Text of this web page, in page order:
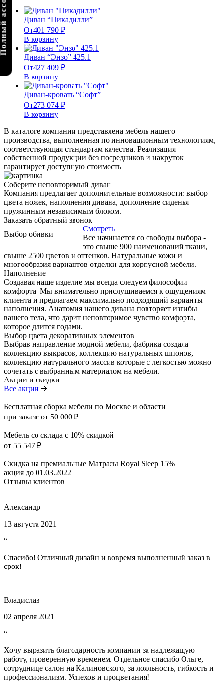
Диван “Пикадилли”
От401 790 ₽
В корзину
Диван “Энзо” 425.1
От427 409 ₽
В корзину
Диван-кровать “Софт”
От273 074 ₽
В корзину
В каталоге компании представлена мебель нашего
производства, выполненная по инновационным технологиям,
соответствующая стандартам качества. Реализация
собственной продукции без посредников и накруток
гарантирует доступную стоимость
Соберите неповторимый диван
Компания предлагает дополнительные возможности: выбор
цвета ножек, наполнения дивана, дополнение сиденья
пружинным независимым блоком.
Заказать обратный звонок
Выбор обивки
Смотреть
Все начинается со свободы выбора -
это свыше 900 наименований ткани,
свыше 2500 цветов и оттенков. Натуральные кожи и
многообразия вариантов отделки для корпусной мебели.
Наполнение
Создавая наше изделие мы всегда следуем философии
комфорта. Мы внимательно прислушиваемся к ощущениям
клиента и предлагаем максимально подходящий варианты
наполнения. Анатомия нашего дивана повторяет изгибы
вашего тела, что дарит неповторимое чувство комфорта,
которое длится годами.
Выбор цвета декоративных элементов
Выбрав направление модной мебели, фабрика создала
коллекцию выкрасов, коллекцию натуральных шпонов,
коллекцию натурального массив которые с легкостью можно
сочетать с выбранным материалом на мебели.
Акции и скидки
Все акции
Бесплатная сборка мебели по Москве и области
при заказе от 50 000 ₽
Мебель со склада с 10% скидкой
от 55 547 ₽
Скидка на премиальные Матрасы Royal Sleep 15%
акция до 01.03.2022
Отзывы клиентов
Александр
13 августа 2021
“
Спасибо! Отличный дизайн и вовремя выполненный заказ в
срок!
Владислав
02 апреля 2021
“
Хочу выразить благодарность компании за надлежащую
работу, проверенную временем. Отдельное спасибо Ольге,
сотруднице салон на Калиновского, за лояльность, гибкость и
профессионализм. Успехов и процветания!